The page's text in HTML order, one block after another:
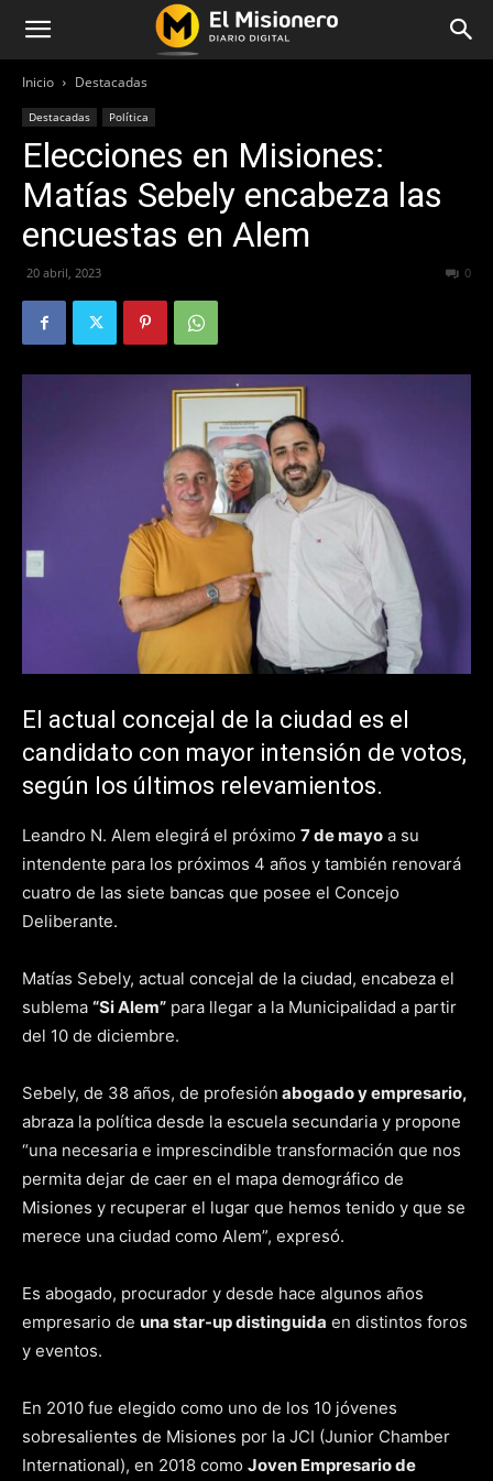
Inicio Destacadas
Destacadas Política
Elecciones en Misiones:
Matías Sebely encabeza las
encuestas en Alem
20 abril, 2023 0
El actual concejal de la ciudad es el
candidato con mayor intensión de votos,
según los últimos relevamientos.
Leandro N. Alem elegirá el próximo 7 de mayo a su
intendente para los próximos 4 años y también renovará
cuatro de las siete bancas que posee el Concejo
Deliberante.
Matías Sebely, actual concejal de la ciudad, encabeza el
sublema “Si Alem” para llegar a la Municipalidad a partir
del 10 de diciembre.
Sebely, de 38 años, de profesión abogado y empresario,
abraza la política desde la escuela secundaria y propone
“una necesaria e imprescindible transformación que nos
permita dejar de caer en el mapa demográfico de
Misiones y recuperar el lugar que hemos tenido y que se
merece una ciudad como Alem”, expresó.
Es abogado, procurador y desde hace algunos años
empresario de una star-up distinguida en distintos foros
y eventos.
En 2010 fue elegido como uno de los 10 jóvenes
sobresalientes de Misiones por la JCI (Junior Chamber
International), en 2018 como Joven Empresario de